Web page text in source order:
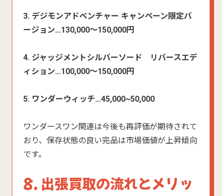
3. デジモンアドベンチャー キャンペーン限定バ
ージョン…130,000〜150,000円
4. ジャッジメントシルバーソード リバースエデ
ィション…100,000〜150,000円
5. ワンダーウィッチ…45,000~50,000
ワンダースワン関連は今後も再評価が期待されて
おり、保存状態の良い完品は市場価値が上昇傾向
です。
8. 出張買取の流れとメリッ